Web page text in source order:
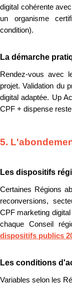
digital cohérente
un organisme
condition).
La démarche
Rendez-vous avec
projet. Validation du
digital adaptée. Up
CPF + dispense
5.
Les dispositifs
Certaines Régions
reconversions,
CPF marketing
chaque Conseil
dispositifs publics
Les conditions
Variables selon les